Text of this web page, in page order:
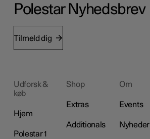
Polestar Nyhedsbrev
Tilmeld dig
Udforsk &
køb
Hjem
Polestar 1
Shop
Extras
Additionals
Om
Events
Nyheder